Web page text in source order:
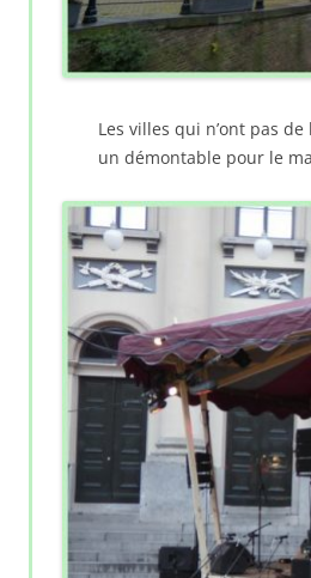
Les villes qui n’ont pas
un démontable pour le